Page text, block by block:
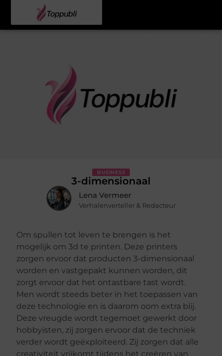
BUSINESS
3-dimensionaal
Lena Vermeer
Verhalenverteller & Redacteur
Om spullen tot leven te brengen is het
mogelijk om 3d te printen. Deze printers
zorgen ervoor dat producten 3-dimensionaal
worden en vastgepakt kunnen worden, dit
zorgt ervoor dat het ontastbare tast wordt.
Men wordt steeds beter in het toepassen van
deze technologie en is daarom oom extra blij.
Deze vreugde wordt tegemoet gewerkt door
hobbyisten, zij zorgen ervoor dat de techniek
verder wordt geëxploiteerd. Zij zorgen dat alle
creativiteit vrijkomt tijdens het creëren van